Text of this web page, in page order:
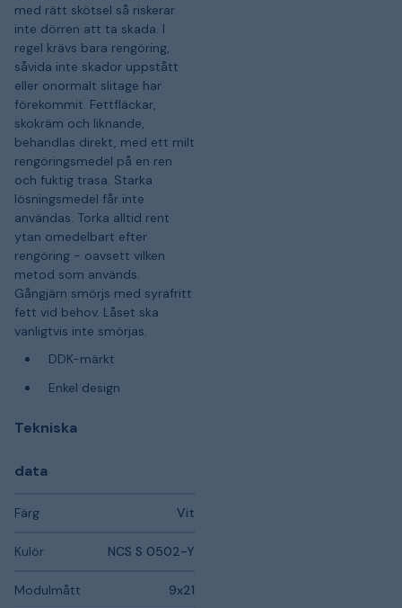
med rätt skötsel så riskerar
inte dörren att ta skada. I
regel krävs bara rengöring,
såvida inte skador uppstått
eller onormalt slitage har
förekommit. Fettfläckar,
skokräm och liknande,
behandlas direkt, med ett milt
rengöringsmedel på en ren
och fuktig trasa. Starka
lösningsmedel får inte
användas. Torka alltid rent
ytan omedelbart efter
rengöring - oavsett vilken
metod som används.
Gångjärn smörjs med syrafritt
fett vid behov. Låset ska
vanligtvis inte smörjas.
DDK-märkt
Enkel design
Tekniska
data
Färg Vit
Kulör NCS S 0502-Y
Modulmått 9x21